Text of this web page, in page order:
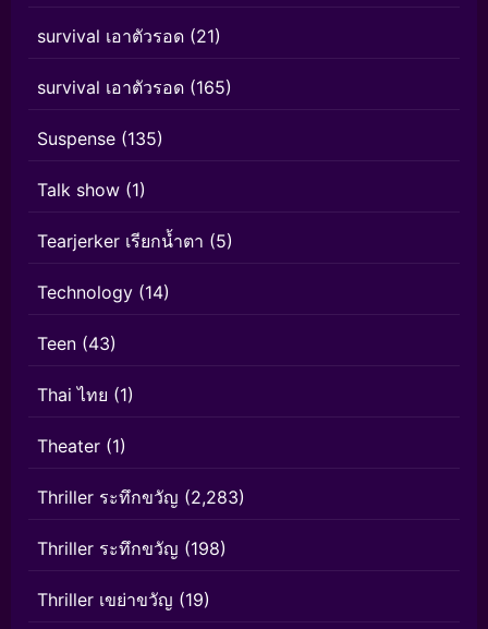
survival เอาตัวรอด (21)
survival เอาตัวรอด (165)
Suspense (135)
Talk show (1)
Tearjerker เรียกน้ำตา (5)
Technology (14)
Teen (43)
Thai ไทย (1)
Theater (1)
Thriller ระทึกขวัญ (2,283)
Thriller ระทึกขวัญ (198)
Thriller เขย่าขวัญ (19)